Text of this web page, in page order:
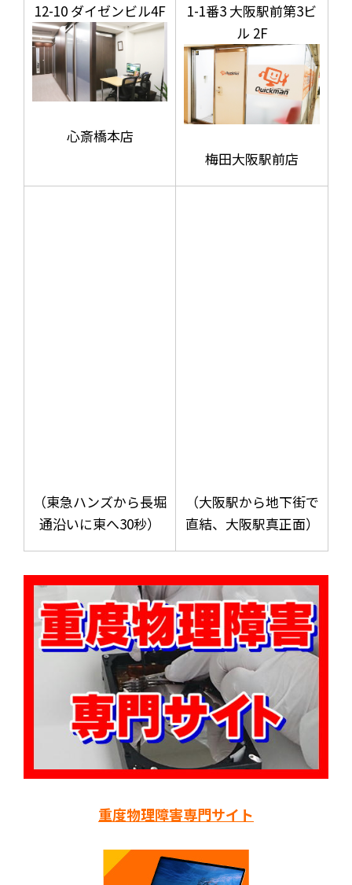
12-10 ダイゼンビル4F
心斎橋本店
1-1番3 大阪駅前第3ビ
ル 2F
梅田大阪駅前店
（東急ハンズから長堀
通沿いに東へ30秒）
（大阪駅から地下街で
直結、大阪駅真正面）
重度物理障害専門サイト